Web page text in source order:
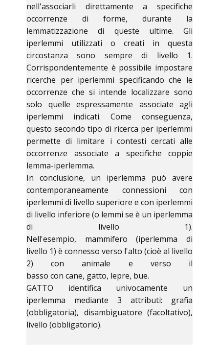
nell'associarli direttamente a specifiche
occorrenze di forme, durante la
lemmatizzazione di queste ultime. Gli
iperlemmi utilizzati o creati in questa
circostanza sono sempre di livello 1.
Corrispondentemente è possibile impostare
ricerche per iperlemmi specificando che le
occorrenze che si intende localizzare sono
solo quelle espressamente associate agli
iperlemmi indicati. Come conseguenza,
questo secondo tipo di ricerca per iperlemmi
permette di limitare i contesti cercati alle
occorrenze associate a specifiche coppie
lemma-iperlemma.
In conclusione, un iperlemma può avere
contemporaneamente connessioni con
iperlemmi di livello superiore e con iperlemmi
di livello inferiore (o lemmi se è un iperlemma
di livello 1).
Nell'esempio, mammifero (iperlemma di
livello 1) è connesso verso l'alto (cioè al livello
2) con animale e verso il
basso con cane, gatto, lepre, bue.
GATTO identifica univocamente un
iperlemma mediante 3 attributi: grafia
(obbligatoria), disambiguatore (facoltativo),
livello (obbligatorio).